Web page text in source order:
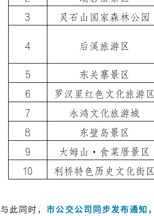
与此同时，市公交公司同步发布通知